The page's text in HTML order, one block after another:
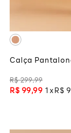
Calça
R$ 299,99
R$ 99,99 1 R$